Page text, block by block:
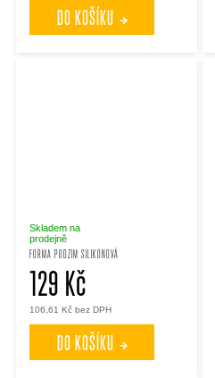
DO KOŠÍKU
FORMA PODZIM SILIKONOVÁ
Skladem na
prodejně
106,61 Kč bez DPH
129 Kč
DO KOŠÍKU